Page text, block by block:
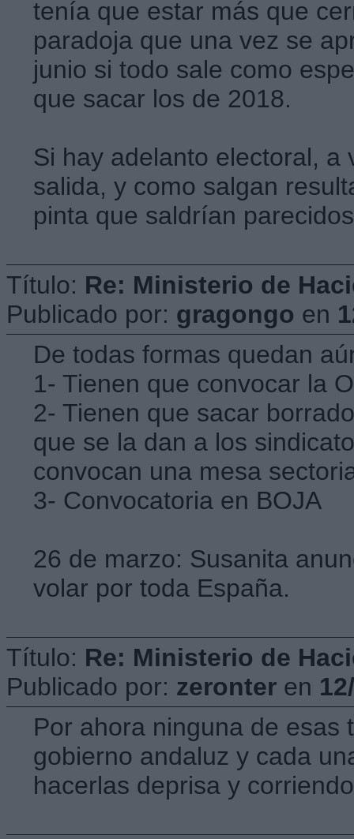
tenía que estar más que
paradoja que una vez se
junio si todo sale como
que sacar los de 2018.
Si hay adelanto electoral,
salida, y como salgan
pinta que saldrían
Título: Re: Ministerio de
Publicado por: gragongo en
De todas formas quedan
1- Tienen que convocar la
2- Tienen que sacar
que se la dan a los
convocan una mesa
3- Convocatoria en BOJA
26 de marzo: Susanita
volar por toda España.
Título: Re: Ministerio de
Publicado por: zeronter en
Por ahora ninguna de esas
gobierno andaluz y cada
hacerlas deprisa y